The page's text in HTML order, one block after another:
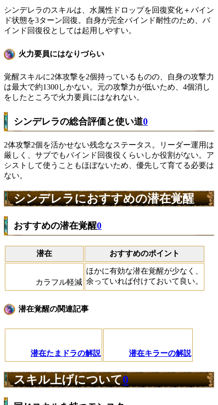
シンデレラのスキルは、水属性ドロップを回復変化＋バイン
ド状態を3ターン回復。自身が完全バインド耐性のため、バ
インド回復役としては起用しやすい。
火力要員にはなりづらい
覚醒スキルに2体攻撃を2個持っているものの、自身の攻撃力
は最大で約1300しかない。元の攻撃力が低いため、4個消し
をしたところで火力要員にはなれない。
シンデレラの総合評価と使い道0
2体攻撃2個を活かせない残念なステータス。リーダー運用は
厳しく、サブでもバインド回復役くらいしか役割がない。ア
シストして使うこともほぼないため、優先して育てる必要は
ない。
シンデレラにおすすめの潜在覚醒
おすすめの潜在覚醒0
潜在 おすすめのポイント
カラフル軽減
ほかに有効な潜在覚醒が少なく、
余っていれば付けておいて良い。
潜在覚醒の関連記事
潜在たまドラの解説 潜在キラーの解説
スキル上げについて0